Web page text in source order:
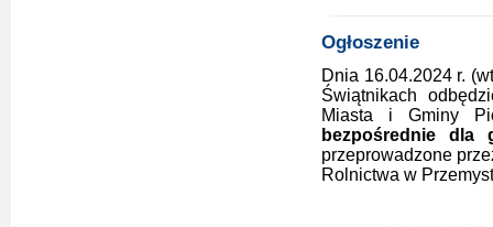
Ogłoszenie
Dnia 16.04.2024 r.
Świątnikach
Miasta i Gminy
bezpośrednie dla
przeprowadzone
Rolnictwa w